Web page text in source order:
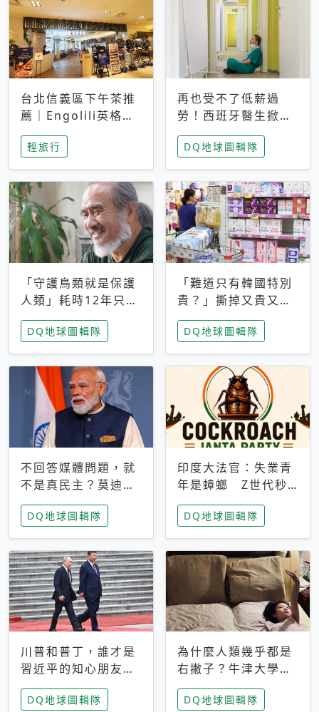
台北信義區下午茶推
薦｜Engolili英格莉
莉統一時代店，花園
秘境雙人套餐必拍熔
岩鬆餅塔
輕旅行
再也受不了低薪過
勞！西班牙醫生掀罷
工潮、近四成護理師
想離職 但外國醫生
能解決問題嗎？
DQ地球圖輯隊
「守護鳥類就是保護
人類」耗時12年只為
追尋台灣最稀有的猛
禽 專訪《飛吧！熊
鷹》導演梁皆得
DQ地球圖輯隊
「難道只有韓國特別
貴？」撕掉又貴又難
用標籤，南韓2026推
公共衛生棉全面免費
DQ地球圖輯隊
不回答媒體問題，就
不是真民主？莫迪訪
歐拒回答問題 挪威
記者：你怕什麼
DQ地球圖輯隊
印度大法官：失業青
年是蟑螂 Z世代秒
成立「蟑螂人民
黨」，追蹤數是執政
黨兩倍
DQ地球圖輯隊
川普和普丁，誰才是
習近平的知心朋友？
專家：外交話語權掌
握在北京手中
DQ地球圖輯隊
為什麼人類幾乎都是
右撇子？牛津大學：
直立行走、腦容量擴
張成演化關鍵
DQ地球圖輯隊